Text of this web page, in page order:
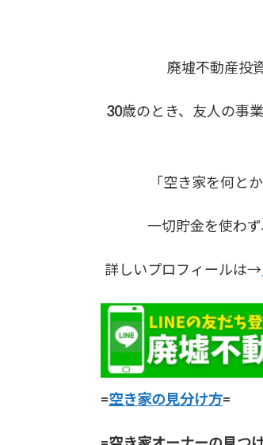
廃墟不動産投
30歳のとき、友人の事
「空き家を何と
一切貯金を使わ
詳しいプロフィールは→
=空き家の見分け方=